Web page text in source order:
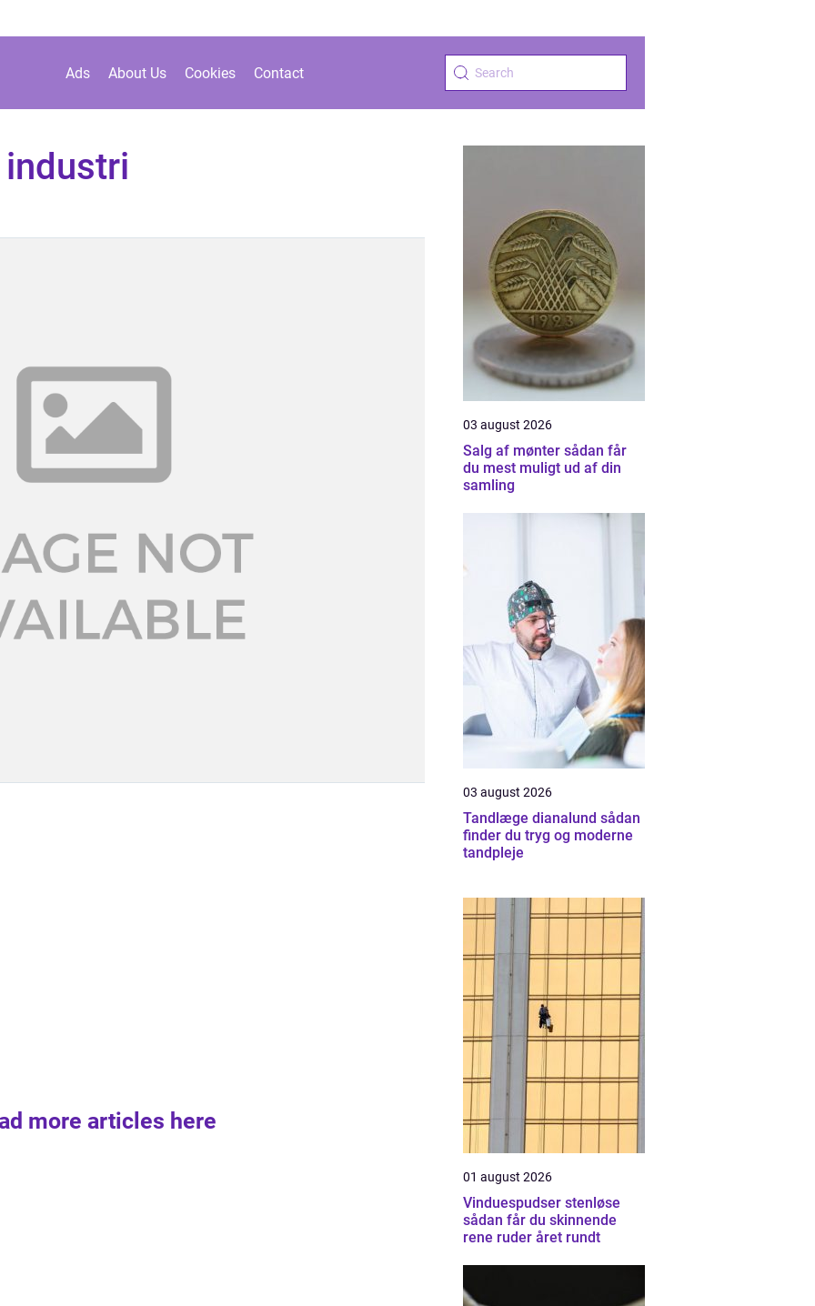
Ads About Us Cookies Contact
more articles here
03 august 2026
Salg af mønter sådan får
du mest muligt ud af din
samling
03 august 2026
Tandlæge dianalund sådan
finder du tryg og moderne
tandpleje
01 august 2026
Vinduespudser stenløse
sådan får du skinnende
rene ruder året rundt